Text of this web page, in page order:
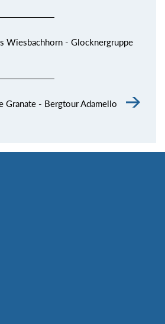
Wiesbachhorn - Glocknergruppe
Granate - Bergtour Adamello